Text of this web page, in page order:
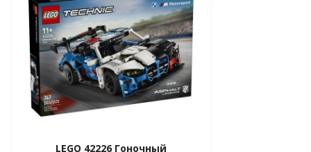
LEGO 42226 Гоночный